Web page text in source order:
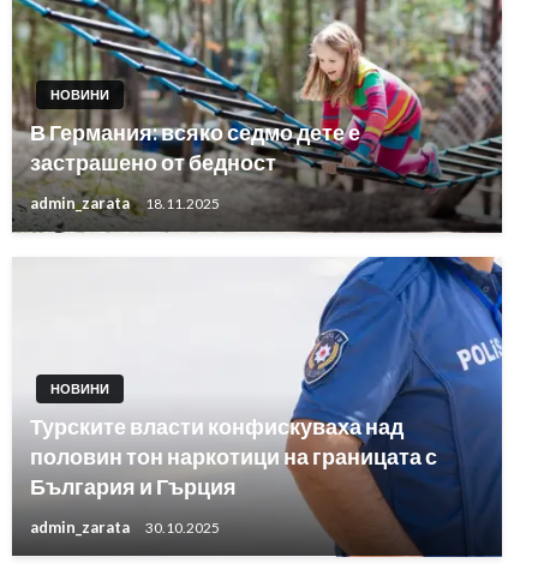
НОВИНИ
В Германия: всяко седмо дете е
застрашено от бедност
admin_zarata 18.11.2025
НОВИНИ
Турските власти конфискуваха над
половин тон наркотици на границата с
България и Гърция
admin_zarata 30.10.2025